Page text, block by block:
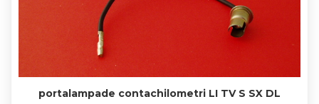
portalampade contachilometri LI TV S SX DL